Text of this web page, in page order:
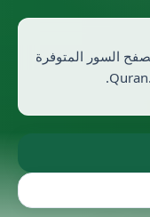
السور المتوفرة